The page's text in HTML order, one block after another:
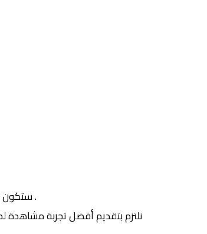
. ستكون
نلتزم بتقديم أفضل تجربة مشاهدة